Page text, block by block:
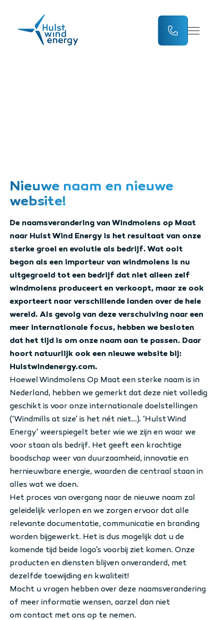
Nieuwe naam en nieuwe
website!
De naamsverandering van Windmolens op Maat
naar Hulst Wind Energy is het resultaat van onze
sterke groei en evolutie als bedrijf. Wat ooit
begon als een importeur van windmolens is nu
uitgegroeid tot een bedrijf dat niet alleen zelf
windmolens produceert en verkoopt, maar ze ook
exporteert naar verschillende landen over de hele
wereld. Als gevolg van deze verschuiving naar een
meer internationale focus, hebben we besloten
dat het tijd is om onze naam aan te passen. Daar
hoort natuurlijk ook een nieuwe website bij:
Hulstwindenergy.com.
Hoewel Windmolens Op Maat een sterke naam is in
Nederland, hebben we gemerkt dat deze niet volledig
geschikt is voor onze internationale doelstellingen
(‘Windmills at size’ is het nét niet…). ‘Hulst Wind
Energy’ weerspiegelt beter wie we zijn en waar we
voor staan als bedrijf. Het geeft een krachtige
boodschap weer van duurzaamheid, innovatie en
hernieuwbare energie, waarden die centraal staan in
alles wat we doen.
Het proces van overgang naar de nieuwe naam zal
geleidelijk verlopen en we zorgen ervoor dat alle
relevante documentatie, communicatie en branding
worden bijgewerkt. Het is dus mogelijk dat u de
komende tijd beide logo’s voorbij ziet komen. Onze
producten en diensten blijven onveranderd, met
dezelfde toewijding en kwaliteit!
Mocht u vragen hebben over deze naamsverandering
of meer informatie wensen, aarzel dan niet
om contact met ons op te nemen.